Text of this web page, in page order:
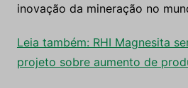
inovação da mineração no
Leia também: RHI Magnesita
projeto sobre aumento de